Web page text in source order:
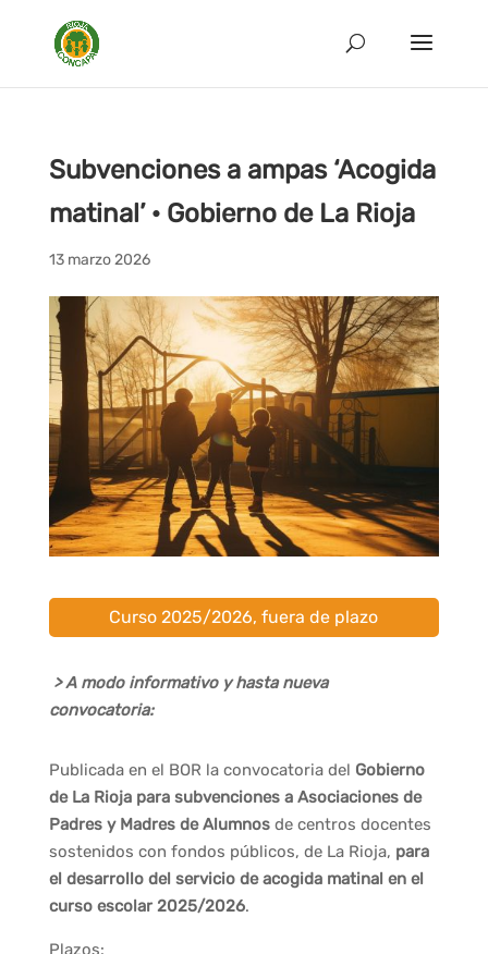
Subvenciones a ampas ‘Acogida
matinal’ · Gobierno de La Rioja
13 marzo 2026
Curso 2025/2026, fuera de plazo
> A modo informativo y hasta nueva
convocatoria:
Publicada en el BOR la convocatoria del Gobierno
de La Rioja para subvenciones a Asociaciones de
Padres y Madres de Alumnosde centros docentes
sostenidos con fondos públicos, de La Rioja, para
el desarrollo del servicio de acogida matinal en el
curso escolar 2025/2026.
Plazos: